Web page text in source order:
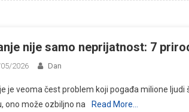
nije samo neprijatnost: 7
2026 Dan
je veoma čest problem koji pogađa milione
ono može ozbiljno na
Read More…